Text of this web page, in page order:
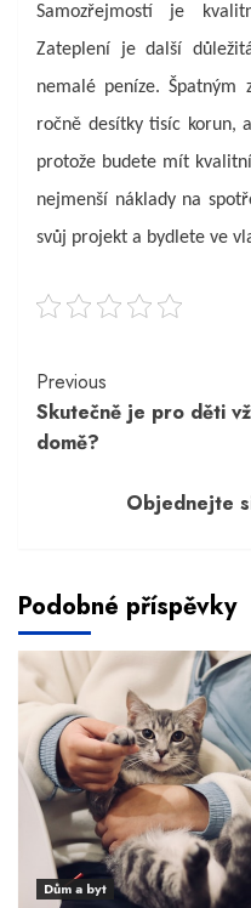
Samozřejmostí je
Zateplení je další
nemalé peníze.
ročně desítky tisíc korun,
protože budete mít
nejmenší náklady na
svůj projekt a bydlete ve
Continue
Reading
Previous
Skutečně je pro děti
domě?
Objednejte
Podobné příspěvky
Dům a byt